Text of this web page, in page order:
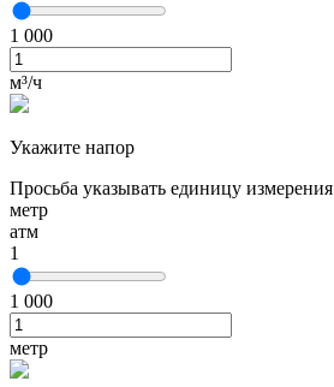
1 000
м³/ч
Укажите напор
Просьба указывать единицу измерения
метр
атм
1
1 000
метр